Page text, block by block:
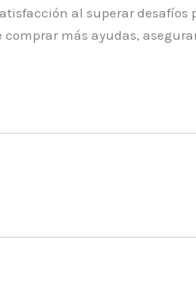
al superar desafíos
más ayudas,